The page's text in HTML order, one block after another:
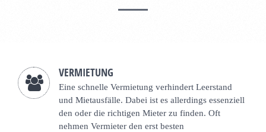
VERMIETUNG
Eine schnelle Vermietung verhindert Leerstand
und Mietausfälle. Dabei ist es allerdings essenziell
den oder die richtigen Mieter zu finden. Oft
nehmen Vermieter den erst besten